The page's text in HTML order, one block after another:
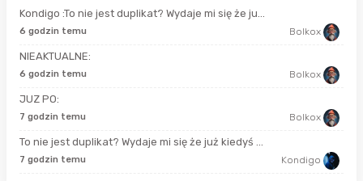
Kondigo :To nie jest duplikat? Wydaje mi się że ju...
6 godzin temu Bolkox
NIEAKTUALNE:
6 godzin temu Bolkox
JUZ PO:
7 godzin temu Bolkox
To nie jest duplikat? Wydaje mi się że już kiedyś ...
7 godzin temu Kondigo